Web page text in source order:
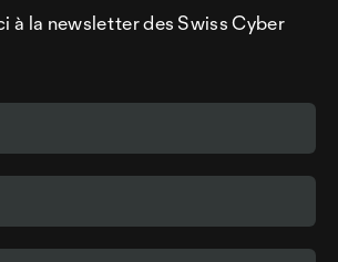
à la newsletter des Swiss Cyber